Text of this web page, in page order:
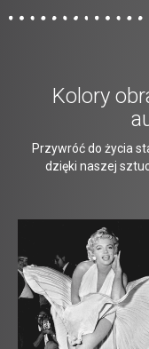
Kolory
Przywróć do życia
dzięki naszej